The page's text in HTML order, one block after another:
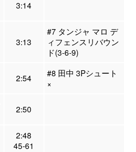
3:14
3:13
#7 タンジャ マロ デ
ィフェンスリバウン
ド(3-6-9)
2:54
#8 田中 3Pシュート
×
2:50
2:48
45-61